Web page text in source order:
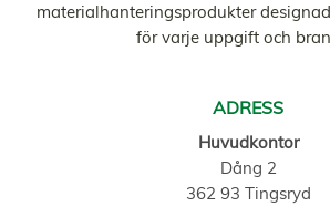
materialhanteringsprodukter
för varje uppgift och
ADRESS
Huvudkontor
Dång 2
362 93 Tingsryd